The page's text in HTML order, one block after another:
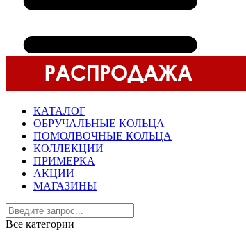
КАТАЛОГ
ОБРУЧАЛЬНЫЕ КОЛЬЦА
ПОМОЛВОЧНЫЕ КОЛЬЦА
КОЛЛЕКЦИИ
ПРИМЕРКА
АКЦИИ
МАГАЗИНЫ
Все категории